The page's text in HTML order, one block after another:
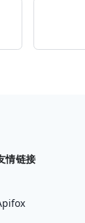
情链接